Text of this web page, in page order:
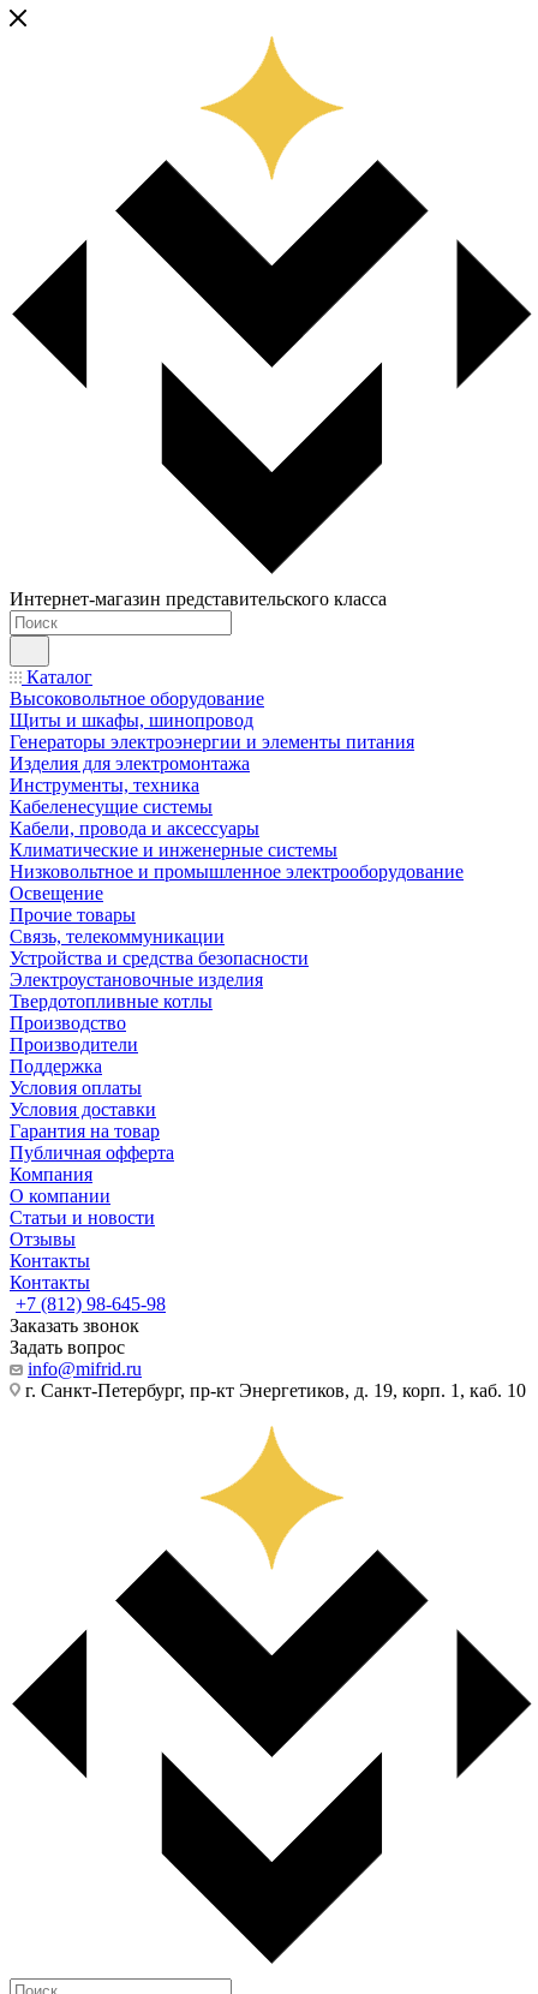
Интернет-магазин представительского класса
Каталог
Высоковольтное оборудование
Щиты и шкафы, шинопровод
Генераторы электроэнергии и элементы питания
Изделия для электромонтажа
Инструменты, техника
Кабеленесущие системы
Кабели, провода и аксессуары
Климатические и инженерные системы
Низковольтное и промышленное электрооборудование
Освещение
Прочие товары
Связь, телекоммуникации
Устройства и средства безопасности
Электроустановочные изделия
Твердотопливные котлы
Производство
Производители
Поддержка
Условия оплаты
Условия доставки
Гарантия на товар
Публичная офферта
Компания
О компании
Статьи и новости
Отзывы
Контакты
Контакты
+7 (812) 98-645-98
Заказать звонок
Задать вопрос
info@mifrid.ru
г. Санкт-Петербург, пр-кт Энергетиков, д. 19, корп. 1, каб. 10